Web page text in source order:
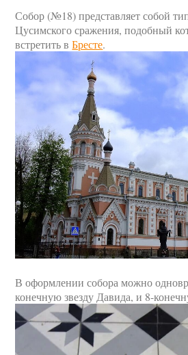
Собор (№18) представляет собой
Цусимского сражения, подобный
встретить вБресте.
В оформлении собора можно
конечную звезду Давида, и 8-